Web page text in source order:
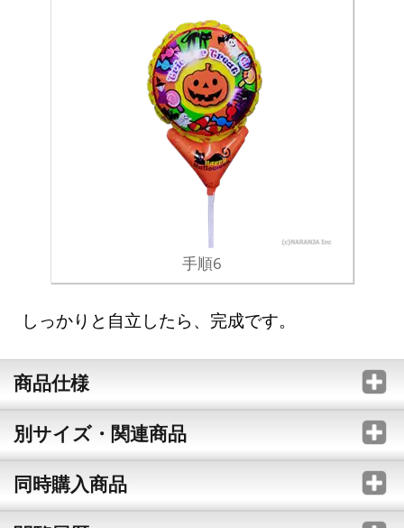
手順6
しっかりと自立したら、完成です。
商品仕様
別サイズ・関連商品
同時購入商品